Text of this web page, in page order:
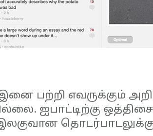
பற்றி எவருக்கும்
ஐபாட்டிற்கு
தொடர்பாடலுக்கு